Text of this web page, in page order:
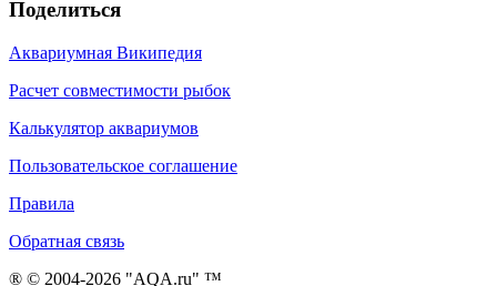
Поделиться
Аквариумная Википедия
Расчет совместимости рыбок
Калькулятор аквариумов
Пользовательское соглашение
Правила
Обратная связь
® © 2004-2026 "AQA.ru" ™